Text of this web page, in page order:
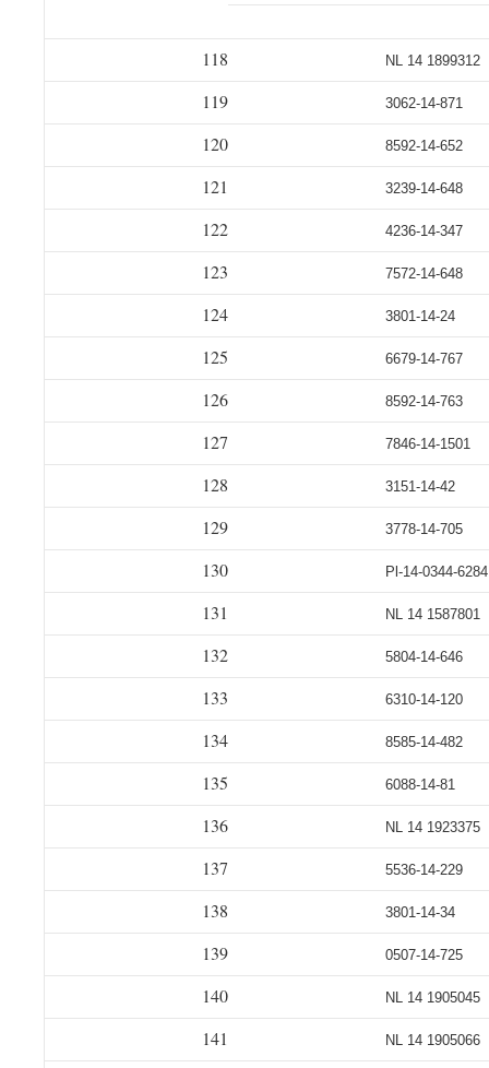
118 NL 14 1899312
119 3062-14-871
120 8592-14-652
121 3239-14-648
122 4236-14-347
123 7572-14-648
124 3801-14-24
125 6679-14-767
126 8592-14-763
127 7846-14-1501
128 3151-14-42
129 3778-14-705
130 Pl-14-0344-6284
131 NL 14 1587801
132 5804-14-646
133 6310-14-120
134 8585-14-482
135 6088-14-81
136 NL 14 1923375
137 5536-14-229
138 3801-14-34
139 0507-14-725
140 NL 14 1905045
141 NL 14 1905066